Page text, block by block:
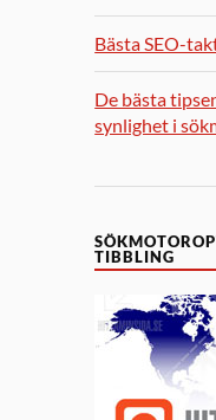
Bästa SEO-
De bästa
synlighet i
TIBBLING